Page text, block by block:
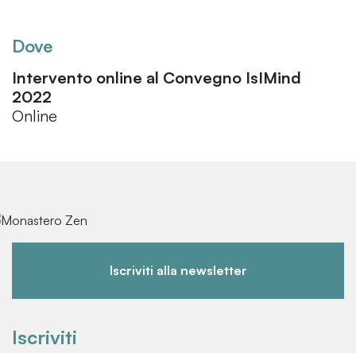
Dove
Intervento online al Convegno IsIMind
2022
Online
Iscriviti alla newsletter
Iscriviti